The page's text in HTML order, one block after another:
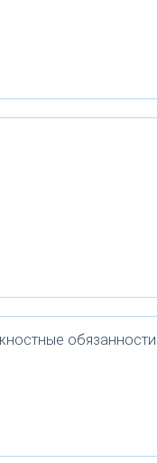
обязанности